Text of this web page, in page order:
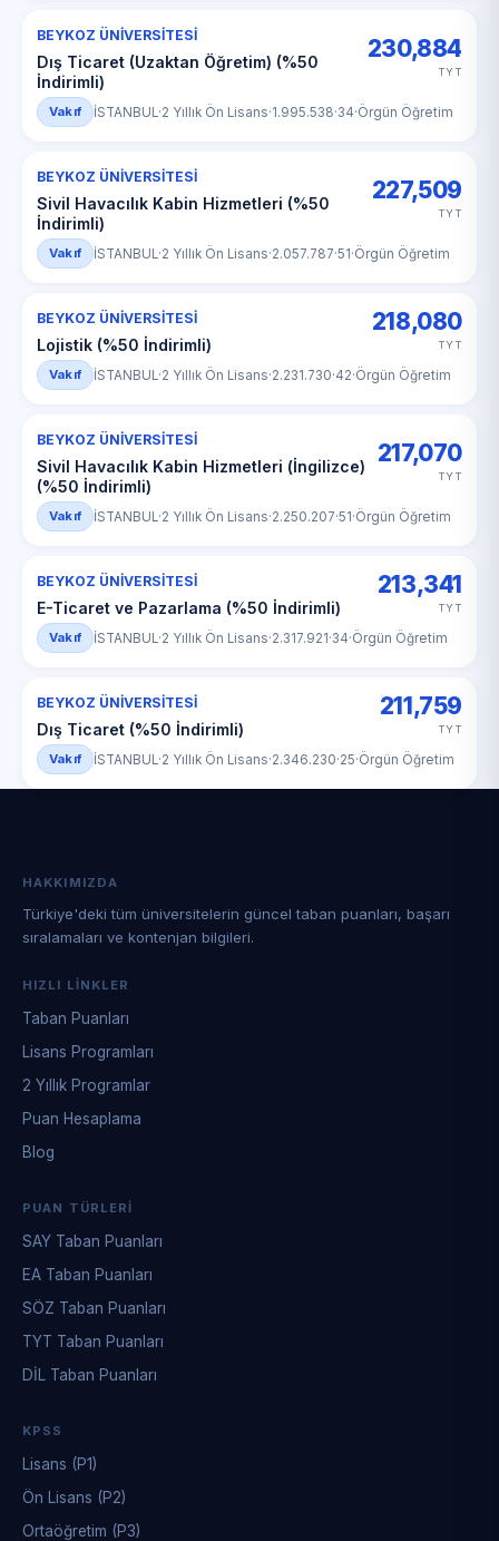
BEYKOZ ÜNİVERSİTESİ
Dış Ticaret (Uzaktan Öğretim) (%50
İndirimli)
230,884
TYT
Vakıf İSTANBUL ·2 Yıllık Ön Lisans·1.995.538·34·Örgün Öğretim
BEYKOZ ÜNİVERSİTESİ
Sivil Havacılık Kabin Hizmetleri (%50
İndirimli)
227,509
TYT
Vakıf İSTANBUL ·2 Yıllık Ön Lisans·2.057.787·51·Örgün Öğretim
BEYKOZ ÜNİVERSİTESİ
Lojistik (%50 İndirimli)
218,080
TYT
Vakıf İSTANBUL ·2 Yıllık Ön Lisans·2.231.730·42·Örgün Öğretim
BEYKOZ ÜNİVERSİTESİ
Sivil Havacılık Kabin Hizmetleri (İngilizce)
(%50 İndirimli)
217,070
TYT
Vakıf İSTANBUL ·2 Yıllık Ön Lisans·2.250.207·51·Örgün Öğretim
BEYKOZ ÜNİVERSİTESİ
E-Ticaret ve Pazarlama (%50 İndirimli)
213,341
TYT
Vakıf İSTANBUL ·2 Yıllık Ön Lisans·2.317.921·34·Örgün Öğretim
BEYKOZ ÜNİVERSİTESİ
Dış Ticaret (%50 İndirimli)
211,759
TYT
Vakıf İSTANBUL ·2 Yıllık Ön Lisans·2.346.230·25·Örgün Öğretim
HAKKIMIZDA
Türkiye'deki tüm üniversitelerin güncel taban puanları, başarı
sıralamaları ve kontenjan bilgileri.
HIZLI LINKLER
Taban Puanları
Lisans Programları
2 Yıllık Programlar
Puan Hesaplama
Blog
PUAN TÜRLERI
SAY Taban Puanları
EA Taban Puanları
SÖZ Taban Puanları
TYT Taban Puanları
DİL Taban Puanları
KPSS
Lisans (P1)
Ön Lisans (P2)
Ortaöğretim (P3)